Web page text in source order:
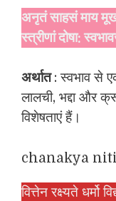
अनृतं साहसं माय
स्त्रीणां दोषा:
अर्थात: स्वभाव से
लालची, भद्दा और
विशेषताएं हैं।
chanakya
वित्तेन रक्ष्यते धर्मो